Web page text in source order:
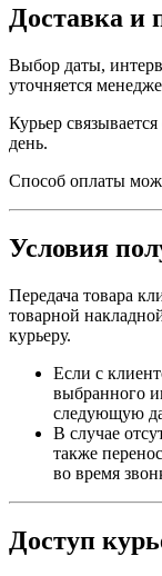
Доставка и
Выбор даты,
уточняется
Курьер
день.
Способ оплаты
Условия
Передача товара
товарной
курьеру.
Если с
выбранного
следующую
В случае
также
во время
Доступ